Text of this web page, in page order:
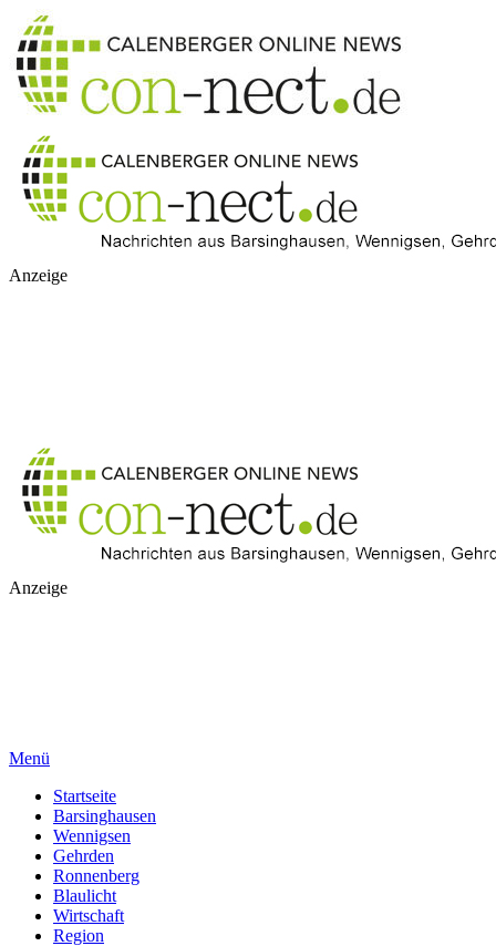
Anzeige
Anzeige
Menü
Startseite
Barsinghausen
Wennigsen
Gehrden
Ronnenberg
Blaulicht
Wirtschaft
Region